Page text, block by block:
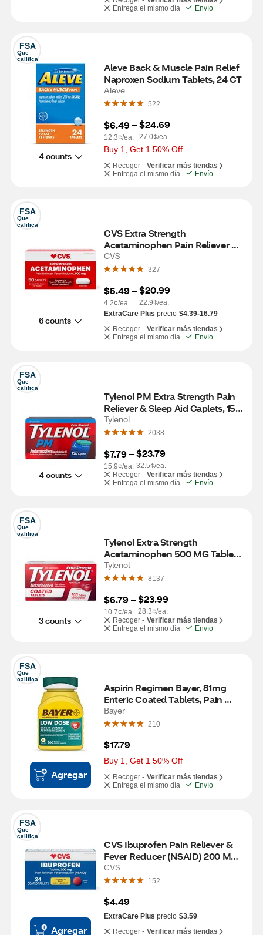
Entrega el mismo día
Envío
FSA
Que
califica
4 counts
Aleve Back & Muscle Pain Relief
Naproxen Sodium Tablets, 24 CT
Aleve
522
$6.49 –
12.3¢/ea.
$24.69
27.0¢/ea.
Buy 1, Get 1 50% Off
Recoger - Verificar más tiendas
Entrega el mismo día
Envío
FSA
Que
califica
6 counts
CVS Extra Strength
Acetaminophen Pain Reliever &
Fever Reducer 500 MG Caplets,
50 CT
CVS
327
$5.49 –
4.2¢/ea.
$20.99
22.9¢/ea.
ExtraCare Plus precio $4.39-16.79
Recoger - Verificar más tiendas
Entrega el mismo día
Envío
FSA
Que
califica
4 counts
Tylenol PM Extra Strength Pain
Reliever & Sleep Aid Caplets, 150
CT
Tylenol
2038
$7.79 –
15.9¢/ea.
$23.79
32.5¢/ea.
Recoger - Verificar más tiendas
Entrega el mismo día
Envío
FSA
Que
califica
3 counts
Tylenol Extra Strength
Acetaminophen 500 MG Tablets,
100 CT
Tylenol
8137
$6.79 –
10.7¢/ea.
$23.99
28.3¢/ea.
Recoger - Verificar más tiendas
Entrega el mismo día
Envío
FSA
Que
califica
Agregar
Aspirin Regimen Bayer, 81mg
Enteric Coated Tablets, Pain
Reliever/Fever Reducer, 300 ct
Bayer
210
$17.79
Buy 1, Get 1 50% Off
Recoger - Verificar más tiendas
Entrega el mismo día
Envío
FSA
Que
califica
Agregar
CVS Ibuprofen Pain Reliever &
Fever Reducer (NSAID) 200 MG
Coated Tablets, 24 CT
CVS
152
$4.49
ExtraCare Plus precio $3.59
Recoger - Verificar más tiendas